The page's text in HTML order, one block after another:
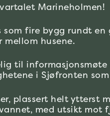
Marineholmen!
fire bygg rundt en
mellom husene.
til
i Sjøfronten
plassert helt ytterst
med utsikt mot